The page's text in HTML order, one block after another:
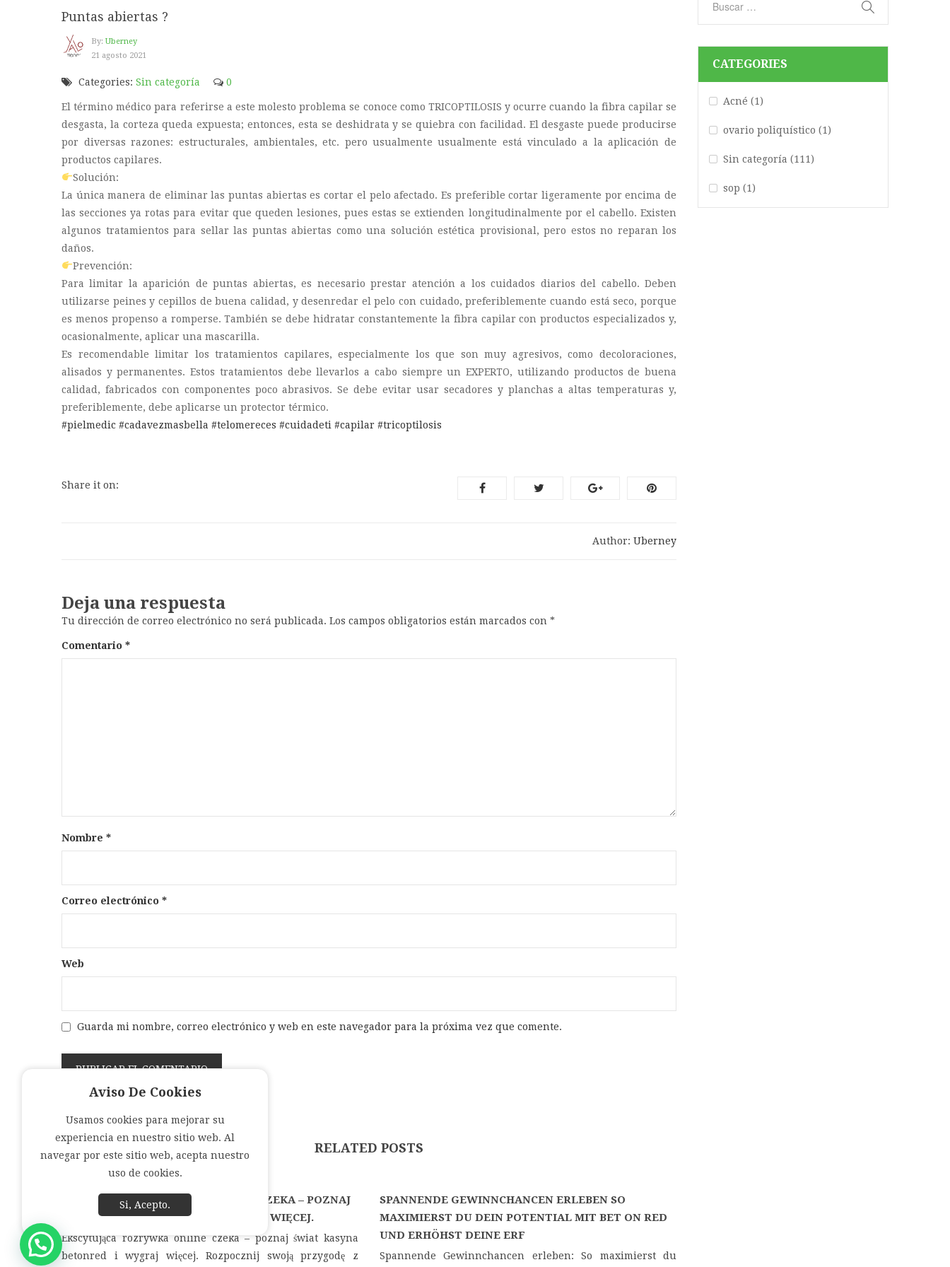
Puntas abiertas ?
By: Uberney
21 agosto 2021
Categories: Sin categoría 0
El término médico para referirse a este molesto problema se conoce como TRICOPTILOSIS y ocurre cuando la fibra capilar se
desgasta, la corteza queda expuesta; entonces, esta se deshidrata y se quiebra con facilidad. El desgaste puede producirse
por diversas razones: estructurales, ambientales, etc. pero usualmente usualmente está vinculado a la aplicación de
productos capilares.
Solución:
La única manera de eliminar las puntas abiertas es cortar el pelo afectado. Es preferible cortar ligeramente por encima de
las secciones ya rotas para evitar que queden lesiones, pues estas se extienden longitudinalmente por el cabello. Existen
algunos tratamientos para sellar las puntas abiertas como una solución estética provisional, pero estos no reparan los
daños.
Prevención:
Para limitar la aparición de puntas abiertas, es necesario prestar atención a los cuidados diarios del cabello. Deben
utilizarse peines y cepillos de buena calidad, y desenredar el pelo con cuidado, preferiblemente cuando está seco, porque
es menos propenso a romperse. También se debe hidratar constantemente la fibra capilar con productos especializados y,
ocasionalmente, aplicar una mascarilla.
Es recomendable limitar los tratamientos capilares, especialmente los que son muy agresivos, como decoloraciones,
alisados y permanentes. Estos tratamientos debe llevarlos a cabo siempre un EXPERTO, utilizando productos de buena
calidad, fabricados con componentes poco abrasivos. Se debe evitar usar secadores y planchas a altas temperaturas y,
preferiblemente, debe aplicarse un protector térmico.
#pielmedic #cadavezmasbella #telomereces #cuidadeti #capilar #tricoptilosis
Share it on:
Author: Uberney
Deja una respuesta
Tu dirección de correo electrónico no será publicada. Los campos obligatorios están marcados con *
Comentario *
Nombre *
Correo electrónico *
Web
Guarda mi nombre, correo electrónico y web en este navegador para la próxima vez que comente.
RELATED POSTS
espera
EKSCYTUJĄCA ROZRYWKA ONLINE CZEKA – POZNAJ
ŚWIAT KASYNA BETONRED I WYGRAJ WIĘCEJ.
Ekscytująca rozrywka online czeka – poznaj świat kasyna
betonred i wygraj więcej. Rozpocznij swoją przygodę z
SPANNENDE GEWINNCHANCEN ERLEBEN SO
MAXIMIERST DU DEIN POTENTIAL MIT BET ON RED
UND ERHÖHST DEINE ERF
Spannende Gewinnchancen erleben: So maximierst du
CATEGORIES
Acné (1)
ovario poliquístico (1)
Sin categoría (111)
sop (1)
Aviso De Cookies
Usamos cookies para mejorar su
experiencia en nuestro sitio web. Al
navegar por este sitio web, acepta nuestro
uso de cookies.
Si, Acepto.